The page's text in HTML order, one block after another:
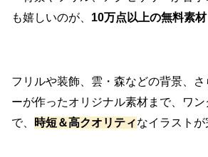
も嬉しいのが、 10万点以上の無料素材
フリルや装飾、雲・森などの背景、
ーが作ったオリジナル素材まで、ワ
で、
時短＆高クオリティなイラストが